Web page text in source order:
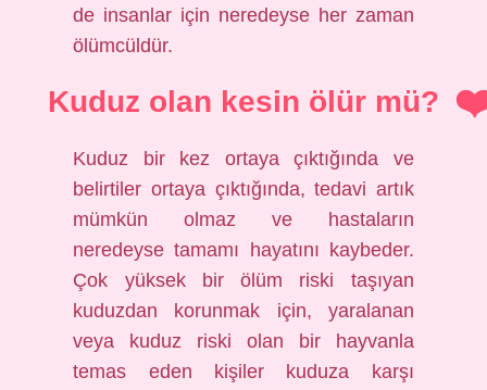
de insanlar için neredeyse her zaman
ölümcüldür.
Kuduz olan kesin ölür mü?
Kuduz bir kez ortaya çıktığında ve
belirtiler ortaya çıktığında, tedavi artık
mümkün olmaz ve hastaların
neredeyse tamamı hayatını kaybeder.
Çok yüksek bir ölüm riski taşıyan
kuduzdan korunmak için, yaralanan
veya kuduz riski olan bir hayvanla
temas eden kişiler kuduza karşı